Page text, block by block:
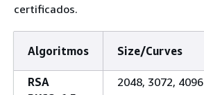
certificados.
Algoritmos Size/Curves
RSA
2048, 3072, 4096